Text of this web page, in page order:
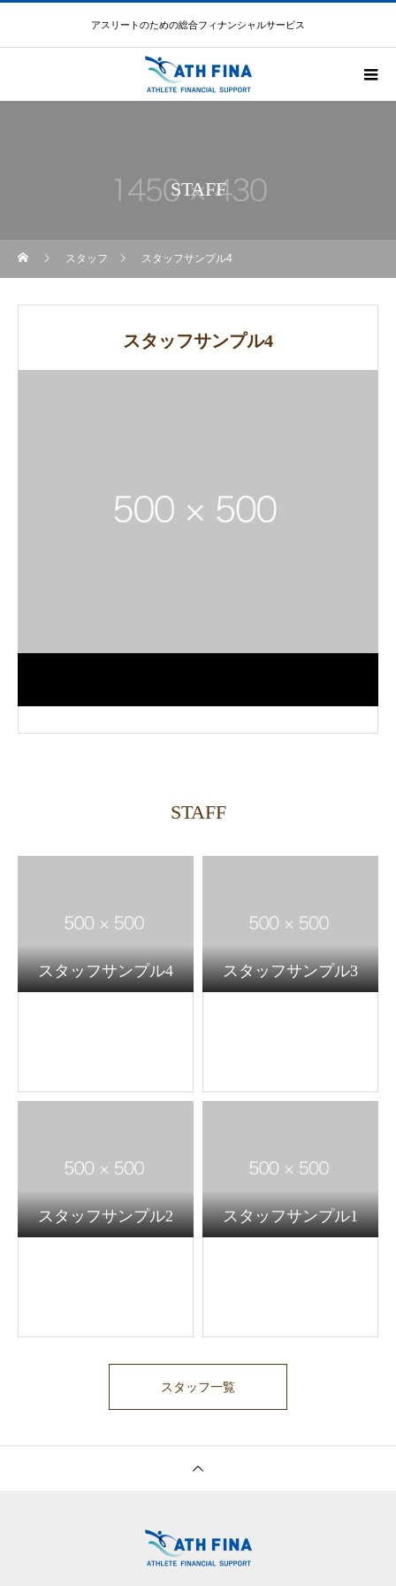
アスリートのための総合フィナンシャルサービス
STAFF
スタッフ スタッフサンプル4
スタッフサンプル4
STAFF
スタッフサンプル4 スタッフサンプル3
スタッフサンプル2 スタッフサンプル1
スタッフ一覧